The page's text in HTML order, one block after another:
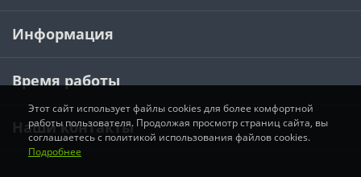
Информация
Время работы
Наши контакты
Этот сайт использует файлы cookies для более комфортной
работы пользователя. Продолжая просмотр страниц сайта, вы
соглашаетесь с политикой использования файлов cookies.
Подробнее